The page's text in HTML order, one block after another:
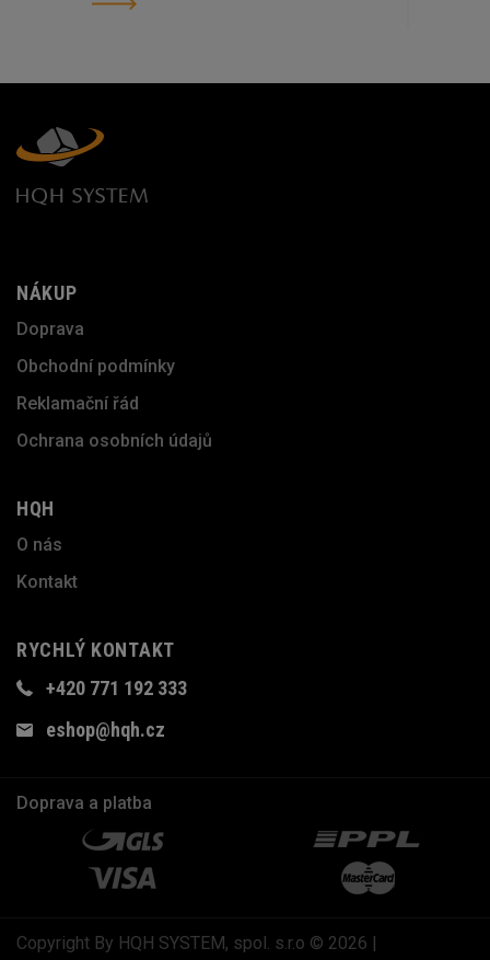
NÁKUP
Doprava
Obchodní podmínky
Reklamační řád
Ochrana osobních údajů
HQH
O nás
Kontakt
RYCHLÝ KONTAKT
+420 771 192 333
eshop@hqh.cz
Doprava a platba
Copyright By HQH SYSTEM, spol. s.r.o © 2026 |